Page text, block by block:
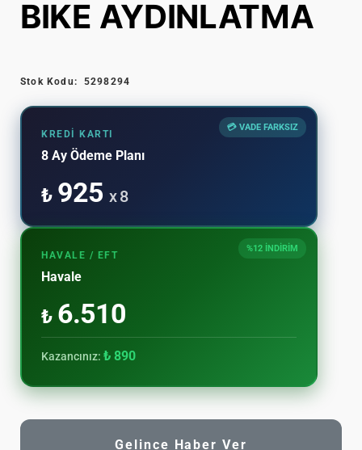
BIKE AYDINLATMA
Stok Kodu: 5298294
💳 VADE FARKSIZ
KREDI KARTI
8 Ay Ödeme Planı
₺925 x 8
%12 İNDİRİM
HAVALE / EFT
Havale
₺6.510
Kazancınız: ₺ 890
Gelince Haber Ver